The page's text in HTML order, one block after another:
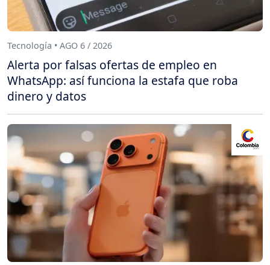
Tecnología • AGO 6 / 2026
Alerta por falsas ofertas de empleo en
WhatsApp: así funciona la estafa que roba
dinero y datos